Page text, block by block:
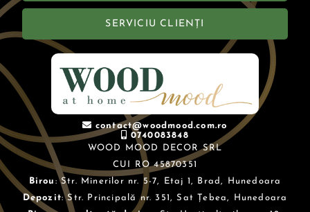
SERVICIU CLIENȚI
contact@woodmood.com.ro
0740083848
WOOD MOOD DECOR SRL
CUI RO 45870351
Birou : Str. Minerilor nr. 5-7, Etaj 1, Brad, Hunedoara
Depozit: Str. Principală nr. 351, Sat Țebea, Hunedoara